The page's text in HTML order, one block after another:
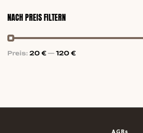
NACH PREIS FILTERN
Preis: 20 € — 120 €
AGBs